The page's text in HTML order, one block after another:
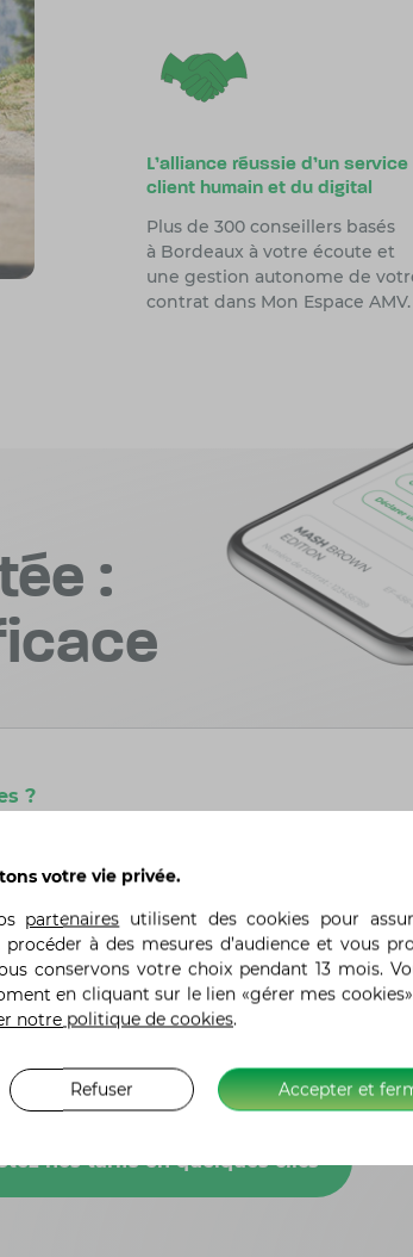
L'alliance réussie d'un service
client humain et du digital
Plus de 300 conseillers basés
à Bordeaux à votre écoute et
une gestion autonome de
contrat dans Mon Espace AMV.
:
?
nos tarifs en quelques clics
votre vie privée.
partenaires utilisent des cookies pour
à des mesures d’audience et vous
conservons votre choix pendant 13 mois.
en cliquant sur le lien «gérer mes
notre politique de cookies.
Accepter et
Refuser